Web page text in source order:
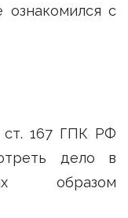
ознакомился с
ст. 167 ГПК РФ
дело в
образом